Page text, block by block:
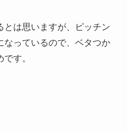
とは思いますが、ピッチン
なっているので、ベタつか
す。